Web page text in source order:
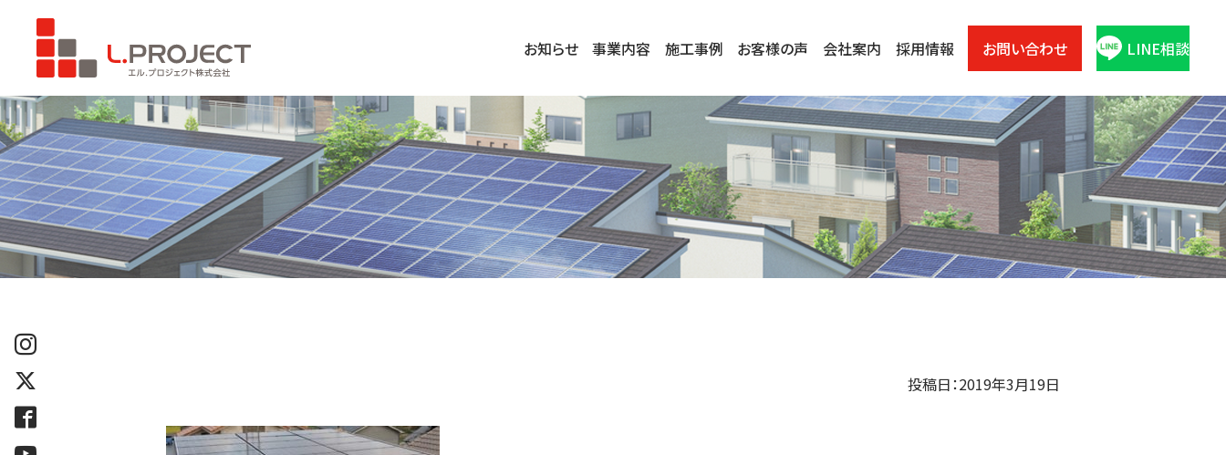
お知らせ 事業内容 施工事例 お客様の声 会社案内 採用情報 お問い合わせ LINE相談
投稿日：2019年3月19日